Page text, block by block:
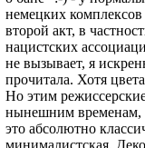
немецких
второй акт, в
нацистских
не вызывает, я
прочитала. Хотя
Но этим
нынешним временам,
это абсолютно
минималистская.